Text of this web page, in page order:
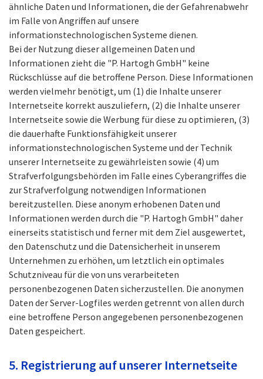
ähnliche Daten und Informationen, die der Gefahrenabwehr
im Falle von Angriffen auf unsere
informationstechnologischen Systeme dienen.
Bei der Nutzung dieser allgemeinen Daten und
Informationen zieht die "P. Hartogh GmbH" keine
Rückschlüsse auf die betroffene Person. Diese Informationen
werden vielmehr benötigt, um (1) die Inhalte unserer
Internetseite korrekt auszuliefern, (2) die Inhalte unserer
Internetseite sowie die Werbung für diese zu optimieren, (3)
die dauerhafte Funktionsfähigkeit unserer
informationstechnologischen Systeme und der Technik
unserer Internetseite zu gewährleisten sowie (4) um
Strafverfolgungsbehörden im Falle eines Cyberangriffes die
zur Strafverfolgung notwendigen Informationen
bereitzustellen. Diese anonym erhobenen Daten und
Informationen werden durch die "P. Hartogh GmbH" daher
einerseits statistisch und ferner mit dem Ziel ausgewertet,
den Datenschutz und die Datensicherheit in unserem
Unternehmen zu erhöhen, um letztlich ein optimales
Schutzniveau für die von uns verarbeiteten
personenbezogenen Daten sicherzustellen. Die anonymen
Daten der Server-Logfiles werden getrennt von allen durch
eine betroffene Person angegebenen personenbezogenen
Daten gespeichert.
5. Registrierung auf unserer Internetseite